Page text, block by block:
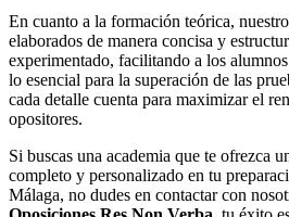
En cuanto a la formación teórica,
elaborados de manera concisa y
experimentado, facilitando a los
lo esencial para la superación de las
cada detalle cuenta para maximizar el
opositores.
Si buscas una academia que te ofrezca
completo y personalizado en tu
Málaga, no dudes en contactar con